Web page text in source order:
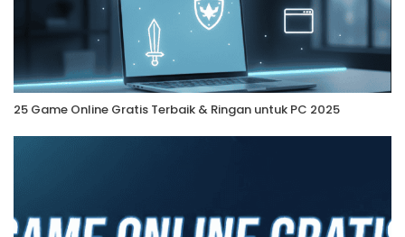
25 Game Online Gratis Terbaik & Ringan untuk PC 2025